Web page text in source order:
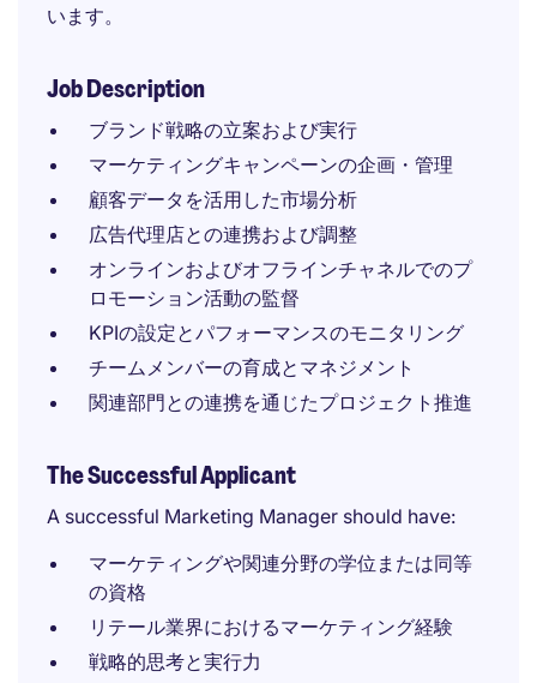
います。
Job Description
ブランド戦略の立案および実行
マーケティングキャンペーンの企画・管理
顧客データを活用した市場分析
広告代理店との連携および調整
オンラインおよびオフラインチャネルでのプ
ロモーション活動の監督
KPIの設定とパフォーマンスのモニタリング
チームメンバーの育成とマネジメント
関連部門との連携を通じたプロジェクト推進
The Successful Applicant
A successful Marketing Manager should have:
マーケティングや関連分野の学位または同等
の資格
リテール業界におけるマーケティング経験
戦略的思考と実行力